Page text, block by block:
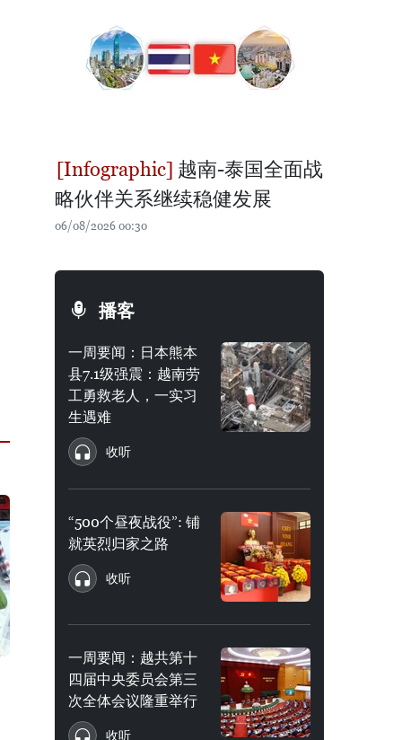
越南-泰国全面战
略伙伴关系继续稳健发展
06/08/2026 00:30
播客
一周要闻：日本熊本
县7.1级强震：越南劳
工勇救老人，一实习
生遇难
收听
“500个昼夜战役”: 铺
就英烈归家之路
收听
一周要闻：越共第十
四届中央委员会第三
次全体会议隆重举行
收听